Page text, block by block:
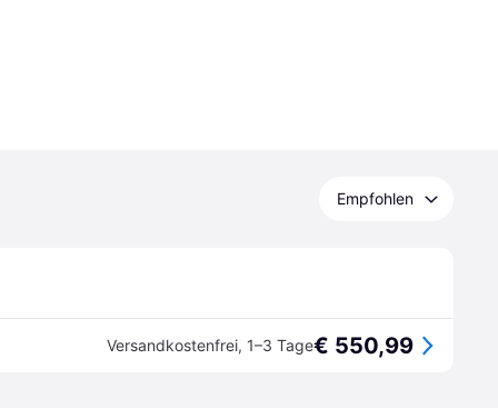
Empfohlen
Versandkostenfrei, 1–3 Tage€ 550,99